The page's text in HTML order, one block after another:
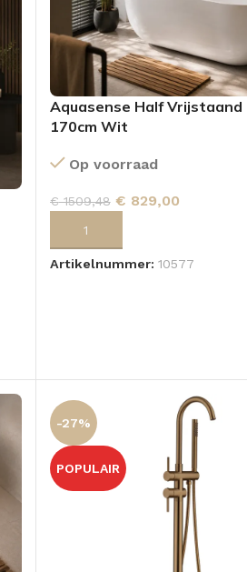
Aquasense Half Vrijstaand
170cm Wit
Op voorraad
€1509,48 € 829,00
TOEVOEGEN AAN
Artikelnummer: 10577
-27%
POPULAIR